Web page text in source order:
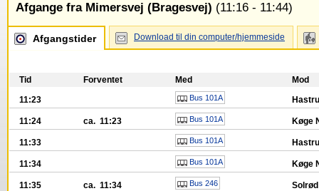
Afgange fra Mimersvej (Bragesvej) (11:16 - 11:44)
Afgangstider Download til din computer/hjemmeside
Tid Forventet Med
Mod
11:23
Bus 101A
11:24 ca. 11:23 Bus 101A Køge
11:33 Bus 101A
11:34 Bus 101A Køge
11:35 ca. 11:34 Bus 246